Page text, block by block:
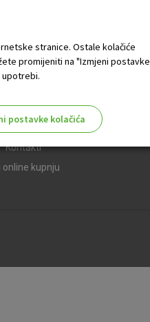
Kontakti
kupnju
stranice. Ostale kolačiće
promijeniti na "Izmjeni postavke
upotrebi.
postavke kolačića